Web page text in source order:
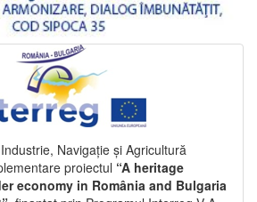
Navigație și Agricultură
proiectul “A heritage
economy in România and Bulgaria